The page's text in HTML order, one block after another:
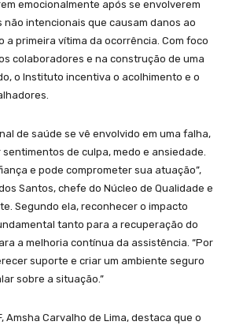
emocionalmente após se envolverem
não intencionais que causam danos ao
a primeira vítima da ocorrência. Com foco
colaboradores e na construção de uma
o Instituto incentiva o acolhimento e o
de saúde se vê envolvido em uma falha,
de culpa, medo e ansiedade.
e pode comprometer sua atuação”,
Santos, chefe do Núcleo de Qualidade e
Segundo ela, reconhecer o impacto
tanto para a recuperação do
a melhoria contínua da assistência. “Por
suporte e criar um ambiente seguro
sobre a situação.”
Amsha Carvalho de Lima, destaca que o